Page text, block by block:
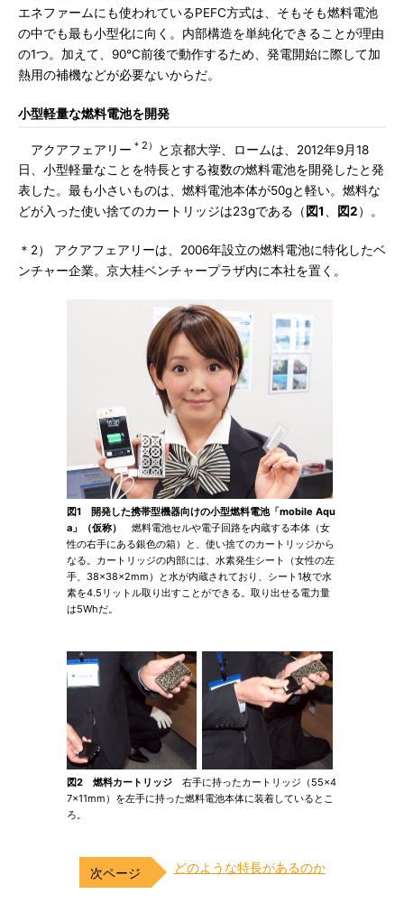
エネファームにも使われているPEFC方式は、そもそも燃料電池
の中でも最も小型化に向く。内部構造を単純化できることが理由
の1つ。加えて、90℃前後で動作するため、発電開始に際して加
熱用の補機などが必要ないからだ。
小型軽量な燃料電池を開発
アクアフェアリー ＊2）
と京都大学、ロームは、2012年9月18
日、小型軽量なことを特長とする複数の燃料電池を開発したと発
表した。最も小さいものは、燃料電池本体が50gと軽い。燃料な
どが入った使い捨てのカートリッジは23gである（ 図1 図2）。
＊2） アクアフェアリーは、2006年設立の燃料電池に特化したベ
ンチャー企業。京大桂ベンチャープラザ内に本社を置く。
図1 開発した携帯型機器向けの小型燃料電池「mobile Aqu
a」（仮称）
燃料電池セルや電子回路を内蔵する本体（女
性の右手にある銀色の箱）と、使い捨てのカートリッジから
なる。カートリッジの内部には、水素発生シート（女性の左
手、38×38×2mm）と水が内蔵されており、シート1枚で水
素を4.5リットル取り出すことができる。取り出せる電力量
は5Whだ。
図2 燃料カートリッジ 右手に持ったカートリッジ（55×4
7×11mm）を左手に持った燃料電池本体に装着しているとこ
ろ。
どのような特長があるのか